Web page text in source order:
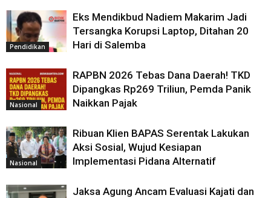
Pendidikan
Eks Mendikbud Nadiem Makarim Jadi
Tersangka Korupsi Laptop, Ditahan 20
Hari di Salemba
Nasional
RAPBN 2026 Tebas Dana Daerah! TKD
Dipangkas Rp269 Triliun, Pemda Panik
Naikkan Pajak
Nasional
Ribuan Klien BAPAS Serentak Lakukan
Aksi Sosial, Wujud Kesiapan
Implementasi Pidana Alternatif
Jaksa Agung Ancam Evaluasi Kajati dan